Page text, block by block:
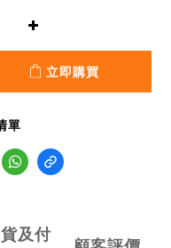
立即購買
單
及付